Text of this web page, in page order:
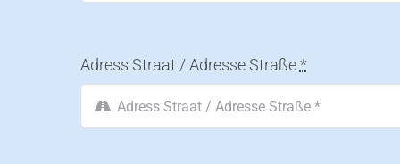
Adress Straat / Adresse Straße*